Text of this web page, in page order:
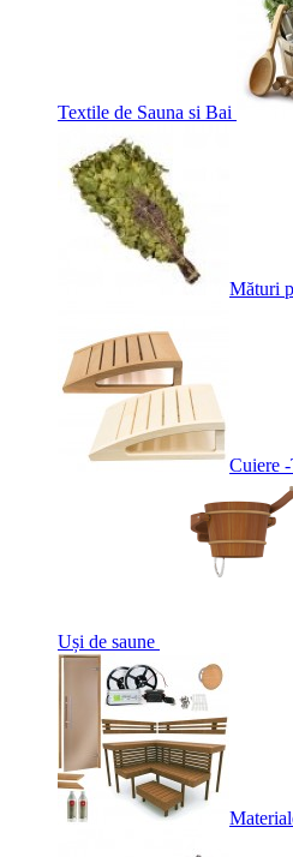
Textile de Sauna si Bai
Mături
Cuiere
Uși de saune